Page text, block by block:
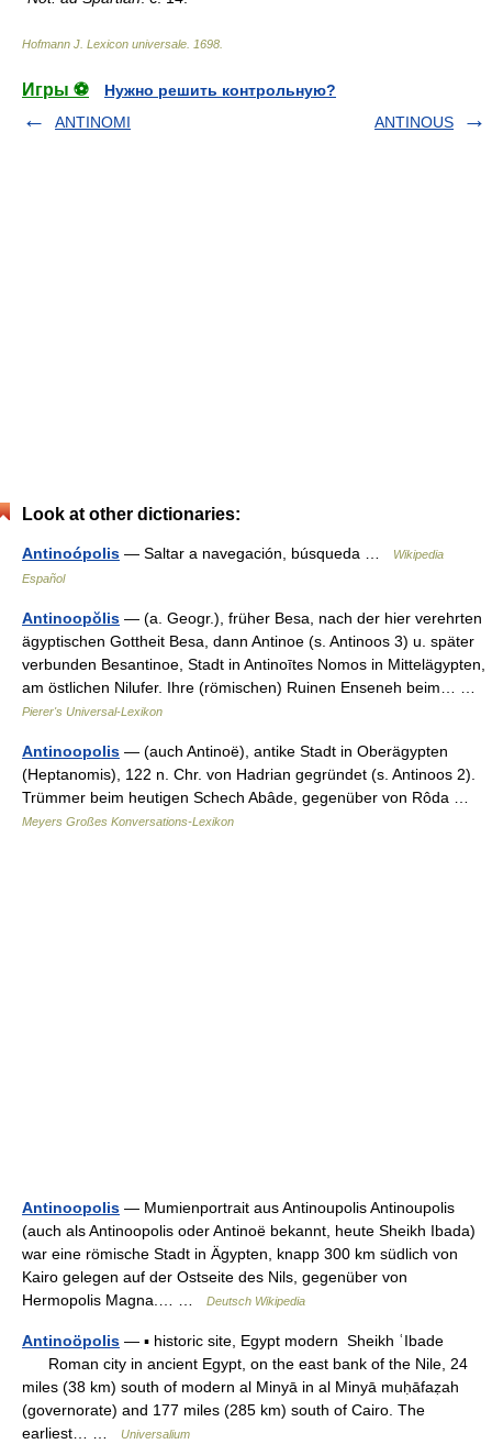
Hofmann J. Lexicon universale 1698
Игры ⚽
Нужно решить контрольную?
ANTINOMI
ANTINOUS
Look at other dictionaries:
Antinoópolis — Saltar a navegación, búsqueda …
Wikipedia
Español
Antinoopŏlis — (a. Geogr.), früher Besa, nach der hier verehrten
ägyptischen Gottheit Besa, dann Antinoe (s. Antinoos 3) u. später
verbunden Besantinoe, Stadt in Antinoītes Nomos in Mittelägypten,
am östlichen Nilufer. Ihre (römischen) Ruinen Enseneh beim… …
Pierer's Universal-Lexikon
Antinoopolis — (auch Antinoë), antike Stadt in Oberägypten
(Heptanomis), 122 n. Chr. von Hadrian gegründet (s. Antinoos 2).
Trümmer beim heutigen Schech Abâde, gegenüber von Rôda …
Meyers Großes Konversations-Lexikon
Antinoopolis — Mumienportrait aus Antinoupolis Antinoupolis
(auch als Antinoopolis oder Antinoë bekannt, heute Sheikh Ibada)
war eine römische Stadt in Ägypten, knapp 300 km südlich von
Kairo gelegen auf der Ostseite des Nils, gegenüber von
Hermopolis Magna.… …
Deutsch Wikipedia
Antinoöpolis — ▪ historic site, Egypt modern Sheikh ʿIbade
Roman city in ancient Egypt, on the east bank of the Nile, 24
miles (38 km) south of modern al Minyā in al Minyā muḥāfaẓah
(governorate) and 177 miles (285 km) south of Cairo. The
earliest… …
Universalium